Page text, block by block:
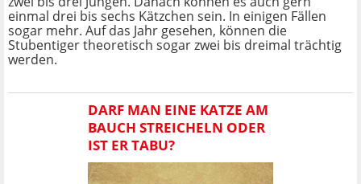
einmal drei bis sechs Kätzchen sein. In einigen Fällen
sogar mehr. Auf das Jahr gesehen, können die
Stubentiger theoretisch sogar zwei bis dreimal trächtig
werden.
DARF MAN EINE KATZE AM
BAUCH STREICHELN ODER
IST ER TABU?